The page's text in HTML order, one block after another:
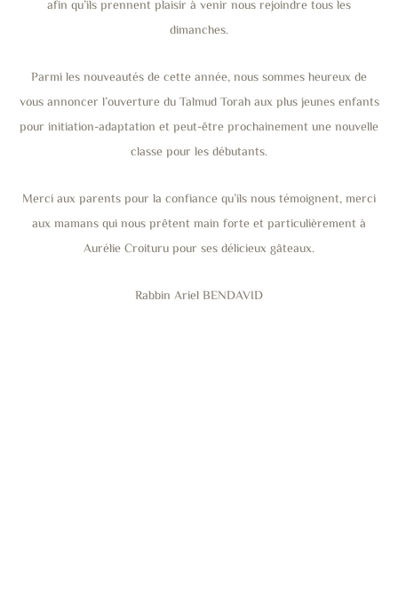
afin qu’ils prennent plaisir à venir nous rejoindre tous les
dimanches.
Parmi les nouveautés de cette année, nous sommes heureux de
vous annoncer l’ouverture du Talmud Torah aux plus jeunes enfants
pour initiation-adaptation et peut-être prochainement une nouvelle
classe pour les débutants.
Merci aux parents pour la confiance qu’ils nous témoignent, merci
aux mamans qui nous prêtent main forte et particulièrement à
Aurélie Croituru pour ses délicieux gâteaux.
Rabbin Ariel BENDAVID